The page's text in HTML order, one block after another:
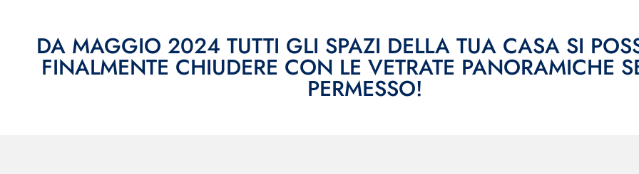
DA MAGGIO 2024 TUTTI GLI SPAZI DELLA TUA CASA SI
FINALMENTE CHIUDERE CON LE VETRATE PANORAMICHE
PERMESSO!